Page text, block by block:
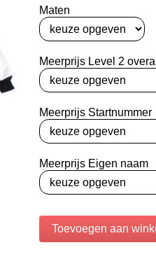
Maten
Meerprijs Level 2 overall
Meerprijs Startnummer
Meerprijs Eigen naam